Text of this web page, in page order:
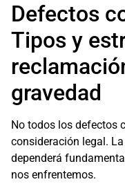
Defectos
Tipos y
gravedad
No todos los defectos
consideración legal.
dependerá
nos enfrentemos.